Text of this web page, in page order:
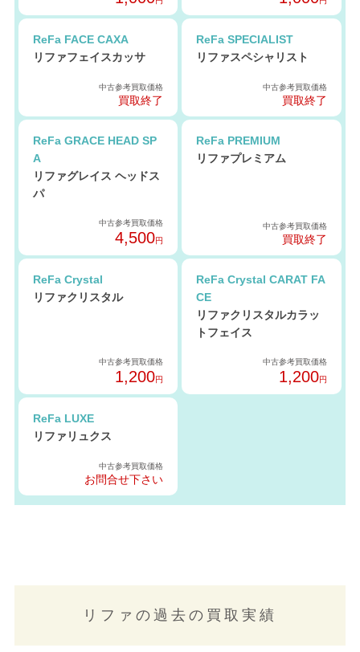
ReFa FACE CAXA
リファフェイスカッサ
中古参考買取価格
買取終了
ReFa SPECIALIST
リファスペシャリスト
中古参考買取価格
買取終了
ReFa GRACE HEAD SP
A
リファグレイス ヘッドス
パ
中古参考買取価格
4,500円
ReFa PREMIUM
リファプレミアム
中古参考買取価格
買取終了
ReFa Crystal
リファクリスタル
中古参考買取価格
1,200円
ReFa Crystal CARAT FA
CE
リファクリスタルカラッ
トフェイス
中古参考買取価格
1,200円
ReFa LUXE
リファリュクス
中古参考買取価格
お問合せ下さい
リファの過去の買取実績